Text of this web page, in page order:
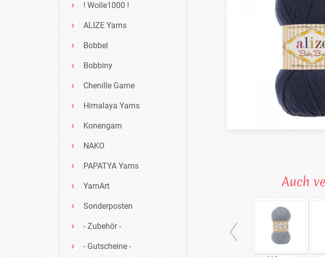
! Wolle1000 !
ALIZE Yarns
Bobbel
Bobbiny
Chenille Garne
Himalaya Yarns
Konengarn
NAKO
PAPATYA Yarns
YarnArt
Sonderposten
- Zubehör -
- Gutscheine -
Auch